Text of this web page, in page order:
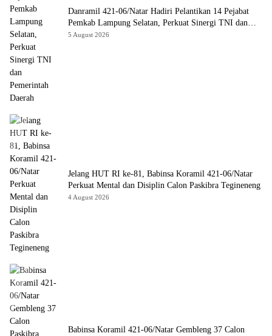
Danramil 421-06/Natar Hadiri Pelantikan 14 Pejabat
Pemkab Lampung Selatan, Perkuat Sinergi TNI dan
Pemerintah Daerah
5 August 2026
Jelang HUT RI ke-81, Babinsa Koramil 421-06/Natar
Perkuat Mental dan Disiplin Calon Paskibra Tegineneng
4 August 2026
Babinsa Koramil 421-06/Natar Gembleng 37 Calon